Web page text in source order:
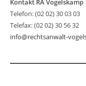
Kontakt RA Vogelskamp
Telefon: (02 02) 30 03 03
Telefax: (02 02) 30 56 32
info@rechtsanwalt-